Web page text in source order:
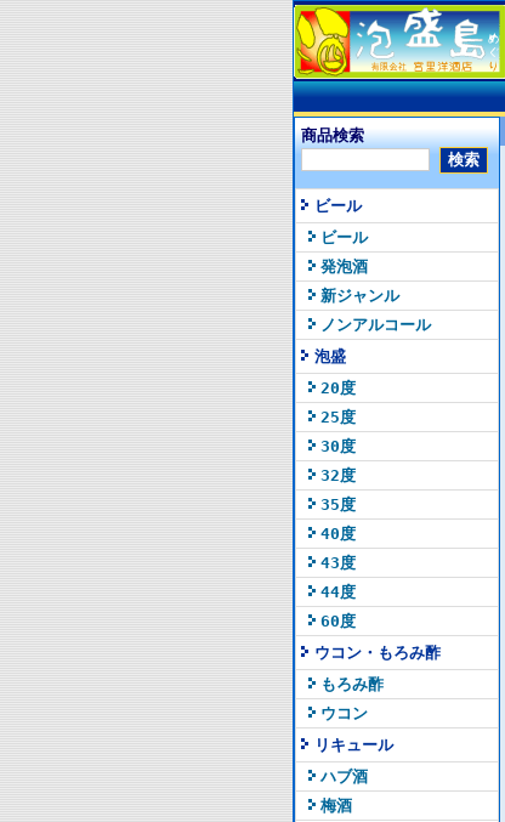
商品検索
ビール
ビール
発泡酒
新ジャンル
ノンアルコール
泡盛
20度
25度
30度
32度
35度
40度
43度
44度
60度
ウコン・もろみ酢
もろみ酢
ウコン
リキュール
ハブ酒
梅酒